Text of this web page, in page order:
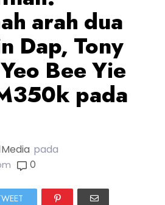
arah dua
Dap, Tony
Bee Yie
pada
pada
0